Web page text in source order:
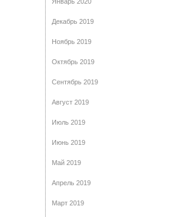
Декабрь 2019
Ноябрь 2019
Октябрь 2019
Сентябрь 2019
Август 2019
Июль 2019
Июнь 2019
Май 2019
Апрель 2019
Март 2019